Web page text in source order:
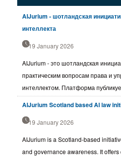
AIJurium - шотландская
интеллекта
19 January 2026
AIJurium - это шотландская
практическим вопросам права и
интеллектом. Платформа
AIJurium Scotland based AI law
19 January 2026
AIJurium is a Scotland-based
and governance awareness. It